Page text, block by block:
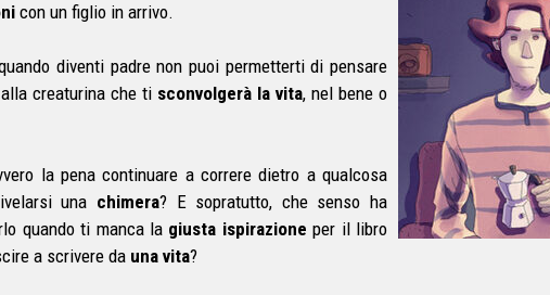
con un figlio in arrivo.
diventi padre non puoi permetterti di pensare
creaturina che ti sconvolgerà la vita, nel bene o
la pena continuare a correre dietro a qualcosa
una chimera? E sopratutto, che senso ha
quando ti manca la giusta ispirazione per il libro
a scrivere da una vita?